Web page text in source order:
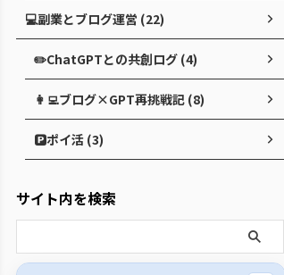
💻副業とブログ運営 (22)
✏️ChatGPTとの共創ログ (4)
👩‍💻ブログ×GPT再挑戦記 (8)
🅿️ポイ活 (3)
サイト内を検索